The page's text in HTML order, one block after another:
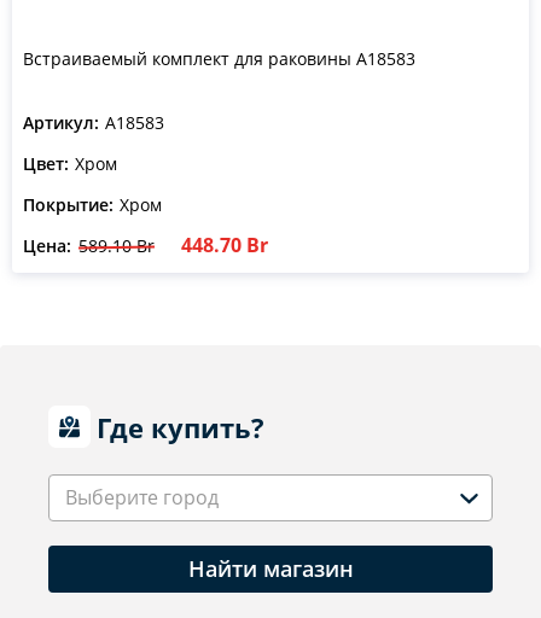
Встраиваемый комплект для раковины A18583
Артикул: A18583
Цвет: Хром
Покрытие: Хром
Цена: 589.10 Br 448.70 Br
Где купить?
Выберите город
Найти магазин